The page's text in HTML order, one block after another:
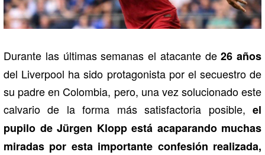
Durante las últimas semanas el atacante de26 años
del Liverpool ha sido protagonista por el secuestro de
su padre en Colombia, pero, una vez solucionado este
calvario de la forma más satisfactoria posible, el
pupilo de Jürgen Klopp está acaparando muchas
miradas por esta importante confesión realizada,